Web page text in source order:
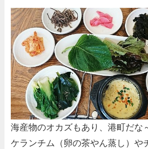
海産物のオカズもあり、港町だな
ケランチム（卵の茶やん蒸し）や